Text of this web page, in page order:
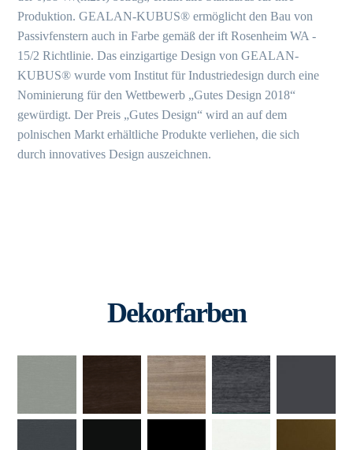
Produktion. GEALAN-KUBUS® ermöglicht den Bau von
Passivfenstern auch in Farbe gemäß der ift Rosenheim WA -
15/2 Richtlinie. Das einzigartige Design von GEALAN-
KUBUS® wurde vom Institut für Industriedesign durch eine
Nominierung für den Wettbewerb „Gutes Design 2018“
gewürdigt. Der Preis „Gutes Design“ wird an auf dem
polnischen Markt erhältliche Produkte verliehen, die sich
durch innovatives Design auszeichnen.
Dekorfarben